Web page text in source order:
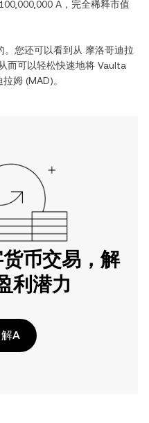
A ，完全稀释市值
。您还可以看到从 摩洛哥迪拉
而可以轻松快速地将 Vaulta
拉姆 (MAD)。
币交易，解
利潜力
A